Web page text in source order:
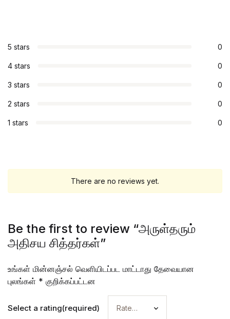
5 stars 0
4 stars 0
3 stars 0
2 stars 0
1 stars 0
There are no reviews yet.
Be the first to review “அருள்தரும்
அதிசய சித்தர்கள்”
உங்கள் மின்னஞ்சல் வெளியிடப்பட மாட்டாது தேவையான
புலங்கள் * குறிக்கப்பட்டன
Select a rating(required)